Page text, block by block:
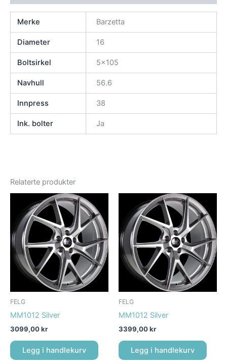
Merke Barzetta
Diameter 16
Boltsirkel 5×105
Navhull 56.6
Innpress 38
Ink. bolter Ja
Relaterte produkter
FELG
MM1012 Silver
3099,00kr
Legg i handlekurv
FELG
MM1012 Silver
3399,00kr
Legg i handlekurv